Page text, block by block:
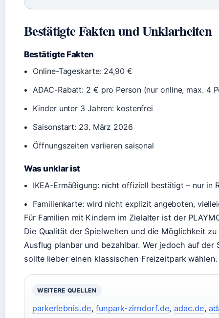
Bestätigte Fakten und Unklarheiten
Bestätigte Fakten
Online-Tageskarte: 24,90 €
ADAC-Rabatt: 2 € pro Person (nur online, max. 4
Kinder unter 3 Jahren: kostenfrei
Saisonstart: 23. März 2026
Öffnungszeiten variieren saisonal
Was unklar ist
IKEA-Ermäßigung: nicht offiziell bestätigt – nur in
Familienkarte: wird nicht explizit angeboten,
Für Familien mit Kindern im Zielalter ist der
Die Qualität der Spielwelten und die Möglichkeit
Ausflug planbar und bezahlbar. Wer jedoch auf
sollte lieber einen klassischen Freizeitpark wählen.
WEITERE QUELLEN
parkerlebnis.de,funpark-zirndorf.de,adac.de,